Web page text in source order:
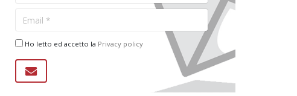
Ho letto ed accetto la Privacy policy